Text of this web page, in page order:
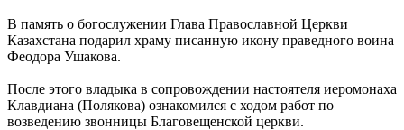
В память о богослужении Глава Православной Церкви
Казахстана подарил храму писанную икону праведного воина
Феодора Ушакова.
После этого владыка в сопровождении настоятеля иеромонаха
Клавдиана (Полякова) ознакомился с ходом работ по
возведению звонницы Благовещенской церкви.